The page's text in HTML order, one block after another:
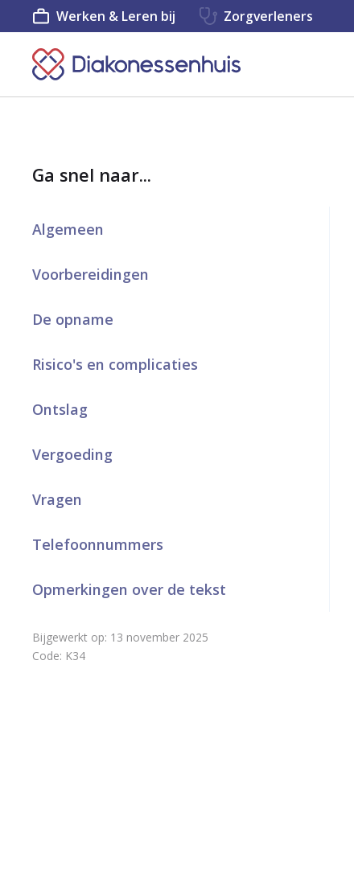
K
e
t
r
u
n
r
h
m
e
a
Werken & Leren bij Zorgverleners
Ga snel naar...
Algemeen
Voorbereidingen
De opname
Risico's en complicaties
Ontslag
Vergoeding
Vragen
Telefoonnummers
Opmerkingen over de tekst
Bijgewerkt op: 13 november 2025
Code: K34